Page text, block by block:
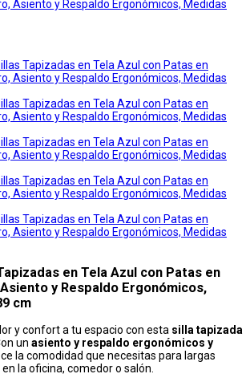
en Tela Azul con Patas en
y Respaldo Ergonómicos,
cm
y confort a tu espacio con esta silla tapizada
un asiento y respaldo ergonómicos y
la comodidad que necesitas para largas
la oficina, comedor o salón.